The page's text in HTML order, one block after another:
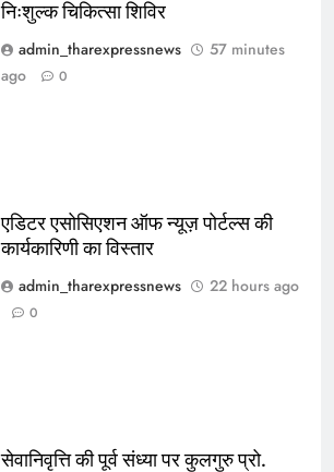
निःशुल्क चिकित्सा शिविर
admin_tharexpressnews
57 minutes
ago
0
एडिटर एसोसिएशन ऑफ न्यूज़ पोर्टल्स की
कार्यकारिणी का विस्तार
admin_tharexpressnews
22 hours ago
0
सेवानिवृत्ति की पूर्व संध्या पर कुलगुरु प्रो.